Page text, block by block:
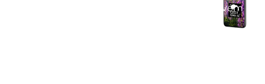
– spoj se s cestovateli ve svém